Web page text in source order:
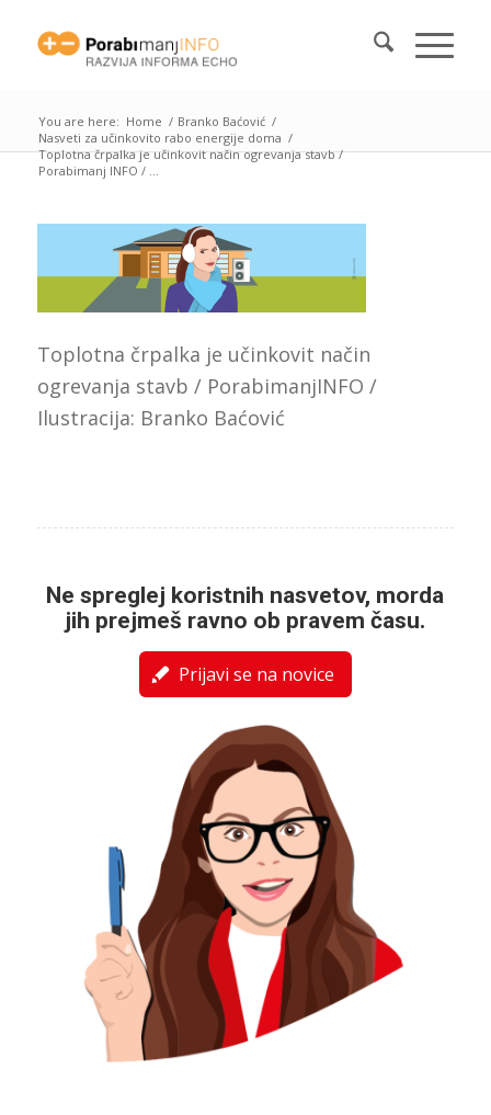
You are here: Home / Branko Baćović /
Nasveti za učinkovito rabo energije doma /
Toplotna črpalka je učinkovit način ogrevanja stavb /
Porabimanj INFO / ...
Toplotna črpalka je učinkovit način
ogrevanja stavb / PorabimanjINFO /
Ilustracija: Branko Baćović
Ne spreglej koristnih nasvetov, morda
jih prejmeš ravno ob pravem času.
Prijavi se na novice